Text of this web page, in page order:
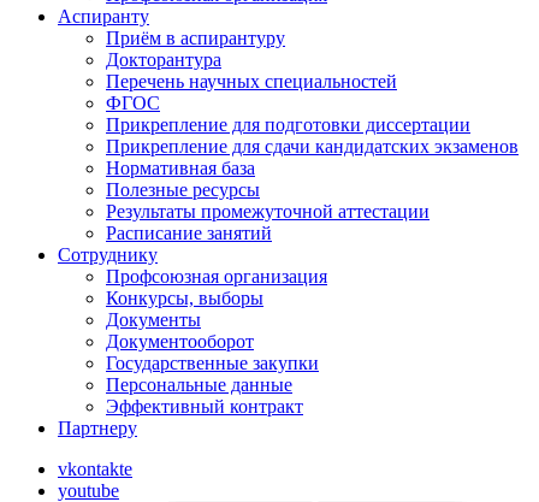
Аспиранту
Приём в аспирантуру
Докторантура
Перечень научных специальностей
ФГОС
Прикрепление для подготовки диссертации
Прикрепление для сдачи кандидатских экзаменов
Нормативная база
Полезные ресурсы
Результаты промежуточной аттестации
Расписание занятий
Сотруднику
Профсоюзная организация
Конкурсы, выборы
Документы
Документооборот
Государственные закупки
Персональные данные
Эффективный контракт
Партнеру
vkontakte
youtube